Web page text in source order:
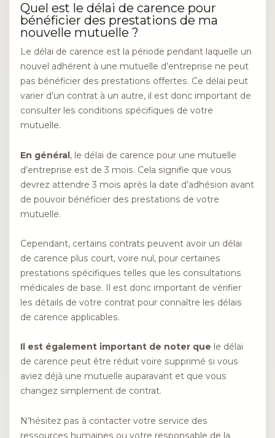
Quel est le délai de carence pour
bénéficier des prestations de ma
nouvelle mutuelle ?
Le délai de carence est la période pendant laquelle un
nouvel adhérent à une mutuelle d’entreprise ne peut
pas bénéficier des prestations offertes. Ce délai peut
varier d’un contrat à un autre, il est donc important de
consulter les conditions spécifiques de votre
mutuelle.
En général, le délai de carence pour une mutuelle
d’entreprise est de 3 mois. Cela signifie que vous
devrez attendre 3 mois après la date d’adhésion avant
de pouvoir bénéficier des prestations de votre
mutuelle.
Cependant, certains contrats peuvent avoir un délai
de carence plus court, voire nul, pour certaines
prestations spécifiques telles que les consultations
médicales de base. Il est donc important de vérifier
les détails de votre contrat pour connaître les délais
de carence applicables.
Il est également important de noter que le délai
de carence peut être réduit voire supprimé si vous
aviez déjà une mutuelle auparavant et que vous
changez simplement de contrat.
N’hésitez pas à contacter votre service des
ressources humaines ou votre responsable de la